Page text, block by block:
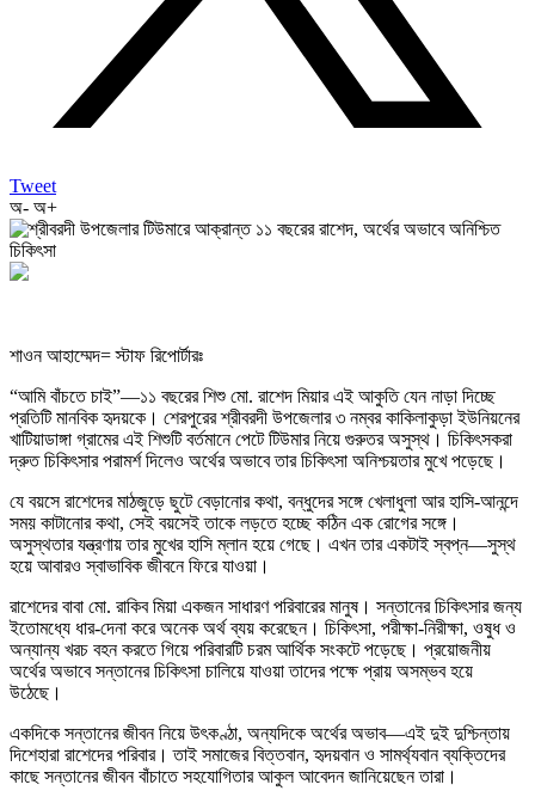
Tweet
অ- অ+
শাওন আহাম্মেদ= স্টাফ রিপোর্টারঃ
“আমি বাঁচতে চাই”—১১ বছরের শিশু মো. রাশেদ মিয়ার এই আকুতি যেন নাড়া দিচ্ছে
প্রতিটি মানবিক হৃদয়কে। শেরপুরের শ্রীবরদী উপজেলার ৩ নম্বর কাকিলাকুড়া ইউনিয়নের
খাটিয়াডাঙ্গা গ্রামের এই শিশুটি বর্তমানে পেটে টিউমার নিয়ে গুরুতর অসুস্থ। চিকিৎসকরা
দ্রুত চিকিৎসার পরামর্শ দিলেও অর্থের অভাবে তার চিকিৎসা অনিশ্চয়তার মুখে পড়েছে।
যে বয়সে রাশেদের মাঠজুড়ে ছুটে বেড়ানোর কথা, বন্ধুদের সঙ্গে খেলাধুলা আর হাসি-আনন্দে
সময় কাটানোর কথা, সেই বয়সেই তাকে লড়তে হচ্ছে কঠিন এক রোগের সঙ্গে।
অসুস্থতার যন্ত্রণায় তার মুখের হাসি ম্লান হয়ে গেছে। এখন তার একটাই স্বপ্ন—সুস্থ
হয়ে আবারও স্বাভাবিক জীবনে ফিরে যাওয়া।
রাশেদের বাবা মো. রাকিব মিয়া একজন সাধারণ পরিবারের মানুষ। সন্তানের চিকিৎসার জন্য
ইতোমধ্যে ধার-দেনা করে অনেক অর্থ ব্যয় করেছেন। চিকিৎসা, পরীক্ষা-নিরীক্ষা, ওষুধ ও
অন্যান্য খরচ বহন করতে গিয়ে পরিবারটি চরম আর্থিক সংকটে পড়েছে। প্রয়োজনীয়
অর্থের অভাবে সন্তানের চিকিৎসা চালিয়ে যাওয়া তাদের পক্ষে প্রায় অসম্ভব হয়ে
উঠেছে।
একদিকে সন্তানের জীবন নিয়ে উৎকণ্ঠা, অন্যদিকে অর্থের অভাব—এই দুই দুশ্চিন্তায়
দিশেহারা রাশেদের পরিবার। তাই সমাজের বিত্তবান, হৃদয়বান ও সামর্থ্যবান ব্যক্তিদের
কাছে সন্তানের জীবন বাঁচাতে সহযোগিতার আকুল আবেদন জানিয়েছেন তারা।